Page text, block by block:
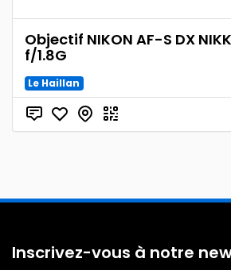
Objectif NIKON AF-S DX
f/1.8G
Le Haillan
Inscrivez-vous à notre